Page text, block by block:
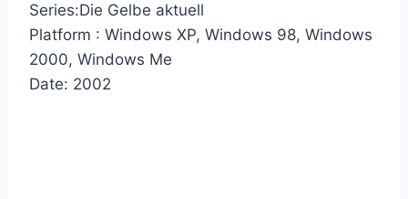
Series:Die Gelbe aktuell
Platform : Windows XP, Windows 98, Windows
2000, Windows Me
Date: 2002